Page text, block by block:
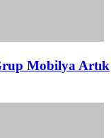
Mobilya Artık